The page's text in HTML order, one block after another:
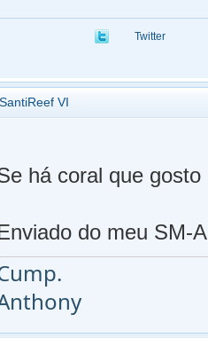
Twitter
VI
há coral que
do meu SM-